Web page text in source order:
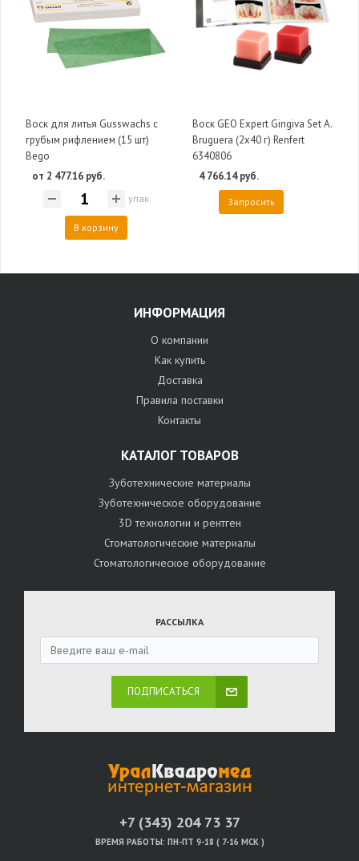
Воск для литья Gusswachs с
грубым рифлением (15 шт)
Bego
от 2 477.16 руб.
упак
В корзину
Воск GEO Expert Gingiva Set А.
Bruguera (2х40 г) Renfert
6340806
4 766.14 руб.
Запросить
ИНФОРМАЦИЯ
О компании
Как купить
Доставка
Правила поставки
Контакты
КАТАЛОГ ТОВАРОВ
Зуботехнические материалы
Зуботехническое оборудование
3D технологии и рентген
Стоматологические материалы
Стоматологическое оборудование
РАССЫЛКА
ПОДПИСАТЬСЯ
+7 (343) 204 73 37
ВРЕМЯ РАБОТЫ: ПН-ПТ 9-18 ( 7-16 МСК )